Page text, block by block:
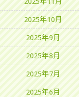
2025年10月
2025年9月
2025年8月
2025年7月
2025年6月